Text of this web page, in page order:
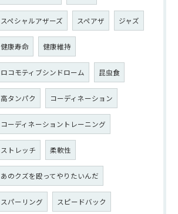
スペシャルアザーズ スペアザ ジャズ
健康寿命 健康維持
ロコモティブシンドローム 昆虫食
高タンパク コーディネーション
コーディネーショントレーニング
ストレッチ 柔軟性
あのクズを殴ってやりたいんだ
スパーリング スピードバック